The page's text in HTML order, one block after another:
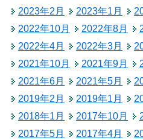
2023年2月
2023年1月
2022年10月
2022年8月
2022年4月
2022年3月
2021年10月
2021年9月
2021年6月
2021年5月
2019年2月
2019年1月
2018年1月
2017年10月
2017年5月
2017年4月